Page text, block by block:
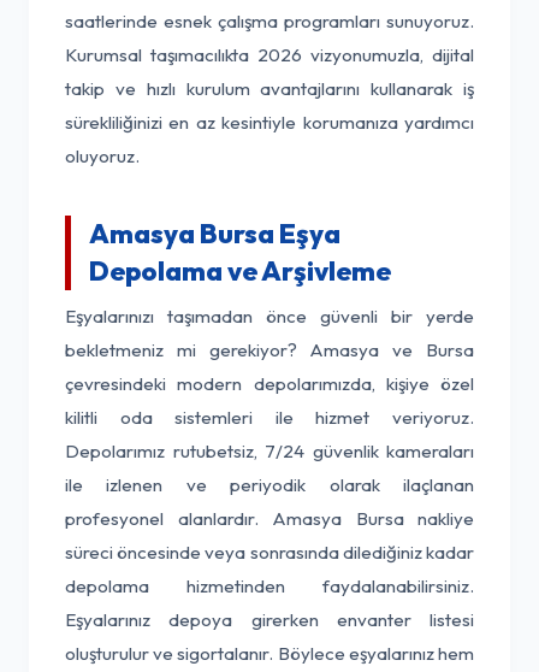
saatlerinde esnek çalışma programları sunuyoruz.
Kurumsal taşımacılıkta 2026 vizyonumuzla, dijital
takip ve hızlı kurulum avantajlarını kullanarak iş
sürekliliğinizi en az kesintiyle korumanıza yardımcı
oluyoruz.
Amasya Bursa Eşya
Depolama ve Arşivleme
Eşyalarınızı taşımadan önce güvenli bir yerde
bekletmeniz mi gerekiyor? Amasya ve Bursa
çevresindeki modern depolarımızda, kişiye özel
kilitli oda sistemleri ile hizmet veriyoruz.
Depolarımız rutubetsiz, 7/24 güvenlik kameraları
ile izlenen ve periyodik olarak ilaçlanan
profesyonel alanlardır. Amasya Bursa nakliye
süreci öncesinde veya sonrasında dilediğiniz kadar
depolama hizmetinden faydalanabilirsiniz.
Eşyalarınız depoya girerken envanter listesi
oluşturulur ve sigortalanır. Böylece eşyalarınız hem